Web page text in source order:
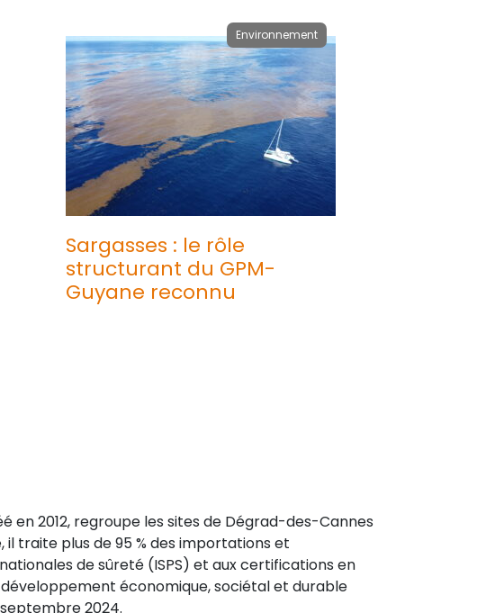
Environnement
Sargasses : le rôle
structurant du GPM-
Guyane reconnu
en 2012, regroupe les sites de Dégrad-des-Cannes
traite plus de 95 % des importations et
de sûreté (ISPS) et aux certifications en
économique, sociétal et durable
2024.